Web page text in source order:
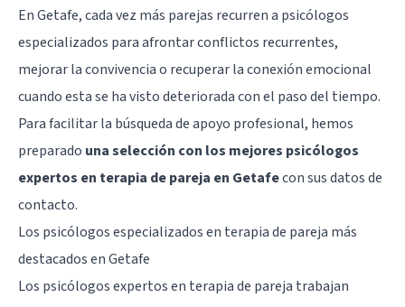
En Getafe, cada vez más parejas recurren a psicólogos
especializados para afrontar conflictos recurrentes,
mejorar la convivencia o recuperar la conexión emocional
cuando esta se ha visto deteriorada con el paso del tiempo.
Para facilitar la búsqueda de apoyo profesional, hemos
preparado una selección con los mejores psicólogos
expertos en terapia de pareja en Getafecon sus datos de
contacto.
Los psicólogos especializados en terapia de pareja más
destacados en Getafe
Los psicólogos expertos en terapia de pareja trabajan